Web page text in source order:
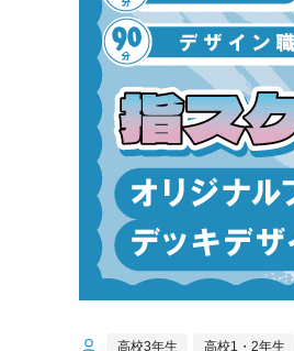
高校3年生 高校1・2年生